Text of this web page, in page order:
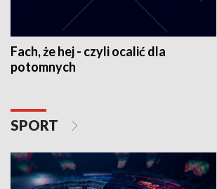
Fach, że hej - czyli ocalić dla
potomnych
SPORT